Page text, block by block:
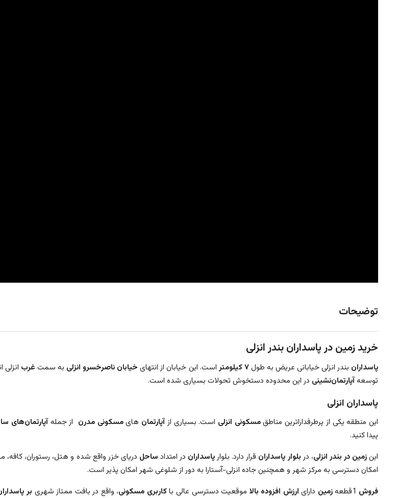
توضیحات
خرید زمین در پاسداران بندر انزلی
پاسداران بندر انزلی خیابانی عریض به طول۷ کیلومتر است. این خیابان از انتهای خیابان ناصرخسرو انزلی به سمت غرب
توسعهآپارتمان‌نشینی در این محدوده دستخوش تحولات بسیاری شده است.
پاسداران انزلی
این منطقه یکی از پرطرفداراترین مناطقمسکونی انزلی است. بسیاری ازآپارتمان هایمسکونی مدرن از جمله
پیدا کنید.
اینزمین در بندر انزلی، دربلوار پاسداران قرار دارد. بلوارپاسداران در امتداد ساحل دریای خزر واقع شده و هتل، رستوران،
امکان دسترسی به مرکز شهر و همچنین جاده انزلی-آستارا به دور از شلوغی شهر امکان پذیر است.
فروش
زمین دارای ارزش افزوده بالا موقعیت دسترسی عالی باکاربری مسکونی، واقع در بافت ممتاز شهری بر